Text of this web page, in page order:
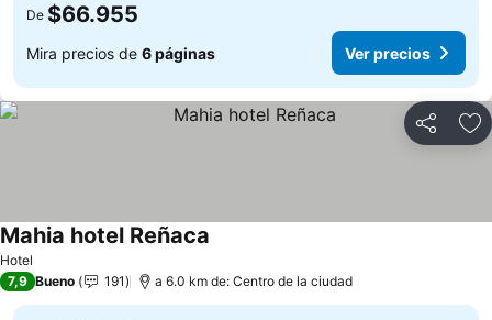
De $66.955
Mira precios de 6 páginas Ver precios
Compartir
Hotel
Mahia hotel Reñaca
7,9 Bueno 191 a 6.0 km de: Centro de la ciudad